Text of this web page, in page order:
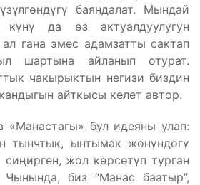
баяндалат. Мындай
күнү да өз актуалдуулугун
гана эмес адамзатты сактап
шартына айланып отурат.
чакырыктын негизи биздин
айткысы келет автор.
бул идеяны улап:
тынчтык, ынтымак жөнүндөгү
жол көрсөтүп турган
биз “Манас баатыр”,